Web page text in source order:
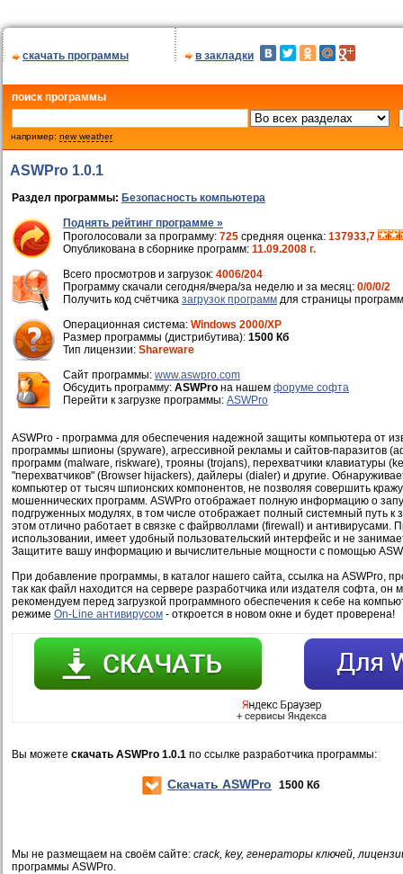
скачать программы в закладки
поиск программы
например: new weather
ASWPro 1.0.1
Раздел программы: Безопасность компьютера
Поднять рейтинг программе »
Проголосовали за программу: 725 средняя оценка: 137933,7
Опубликована в сборнике программ: 11.09.2008 г.
Всего просмотров и загрузок: 4006/204
Программу скачали сегодня/вчера/за неделю и за месяц: 0/0/0/2
Получить код счётчика загрузок программ для страницы
Операционная система: Windows 2000/XP
Размер программы (дистрибутива): 1500 Кб
Тип лицензии: Shareware
Cайт программы: www.aswpro.com
Обсудить программу: ASWPro на нашем форуме софта
Перейти к загрузке программы: ASWPro
ASWPro - программа для обеспечения надежной защиты компьютера от
программы шпионы (spyware), агрессивной рекламы и сайтов-паразитов
программ (malware, riskware), трояны (trojans), перехватчики клавиатуры
"перехватчиков" (Browser hijackers), дайлеры (dialer) и другие.
компьютер от тысяч шпионских компонентов, не позволяя совершить
мошеннических программ. ASWPro отображает полную информацию о
подгруженных модулях, в том числе отображает полный системный путь к
этом отлично работает в связке с файрволлами (firewall) и антивирусами.
использовании, имеет удобный пользовательский интерфейс и не
Защитите вашу информацию и вычислительные мощности с помощью
При добавление программы, в каталог нашего сайта, ссылка на ASWPro,
так как файл находится на сервере разработчика или издателя софта,
рекомендуем перед загрузкой программного обеспечения к себе на
режиме On-Line антивирусом - откроется в новом окне и будет проверена!
Вы можете скачать ASWPro 1.0.1 по ссылке разработчика программы:
Скачать ASWPro 1500 Кб
Мы не размещаем на своём сайте: crack, key, генераторы ключей,
программы ASWPro.